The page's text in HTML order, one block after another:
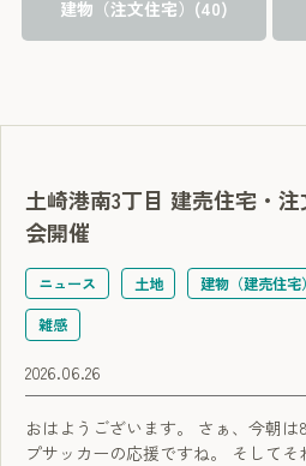
建物（注文住宅）(40)
土崎港南3丁目 建売住宅・
会開催
ニュース 土地 建物（建売住宅）
雑感
2026.06.26
おはようございます。 さぁ、今朝
プサッカーの応援ですね。 そして